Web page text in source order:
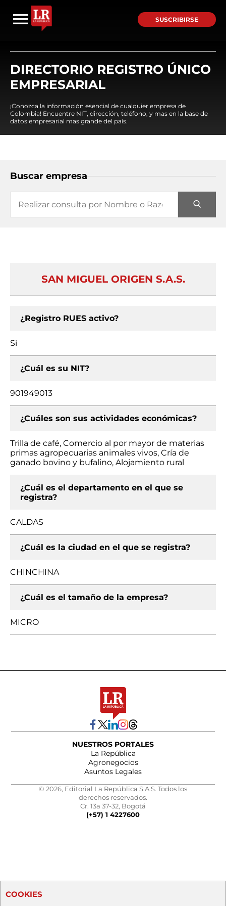
SUSCRIBIRSE
DIRECTORIO REGISTRO ÚNICO
EMPRESARIAL
¡Conozca la información esencial de cualquier empresa de
Colombia! Encuentre NIT, dirección, teléfono, y mas en la base de
datos empresarial mas grande del país.
Buscar empresa
SAN MIGUEL ORIGEN S.A.S.
¿Registro RUES activo?
Si
¿Cuál es su NIT?
901949013
¿Cuáles son sus actividades económicas?
Trilla de café, Comercio al por mayor de materias
primas agropecuarias animales vivos, Cría de
ganado bovino y bufalino, Alojamiento rural
¿Cuál es el departamento en el que se
registra?
CALDAS
¿Cuál es la ciudad en el que se registra?
CHINCHINA
¿Cuál es el tamaño de la empresa?
MICRO
NUESTROS PORTALES
La República
Agronegocios
Asuntos Legales
© 2026, Editorial La República S.A.S. Todos los
derechos reservados.
Cr. 13a 37-32, Bogotá
(+57) 1 4227600
COOKIES